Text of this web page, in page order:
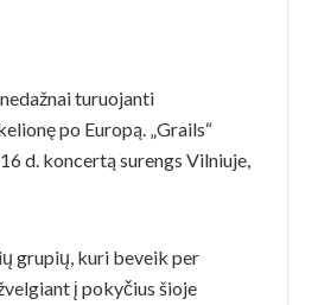
turuojanti
po Europą. „Grails“
d. koncertą surengs Vilniuje,
grupių, kuri beveik per
į pokyčius šioje